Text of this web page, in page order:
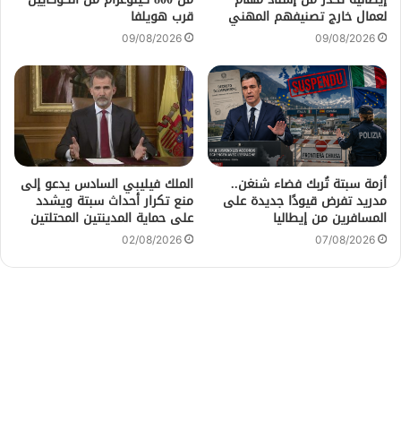
لعمال خارج تصنيفهم المهني
09/08/2026
قرب هويلفا
09/08/2026
أزمة سبتة تُربك فضاء شنغن..
مدريد تفرض قيودًا جديدة على
المسافرين من إيطاليا
07/08/2026
الملك فيليبي السادس يدعو إلى
منع تكرار أحداث سبتة ويشدد
على حماية المدينتين المحتلتين
02/08/2026